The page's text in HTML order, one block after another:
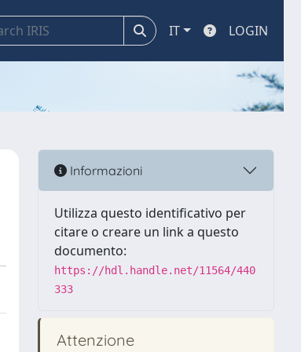
IT LOGIN
Informazioni
Utilizza questo identificativo per
citare o creare un link a questo
documento:
https://hdl.handle.net/11564/440
333
Attenzione